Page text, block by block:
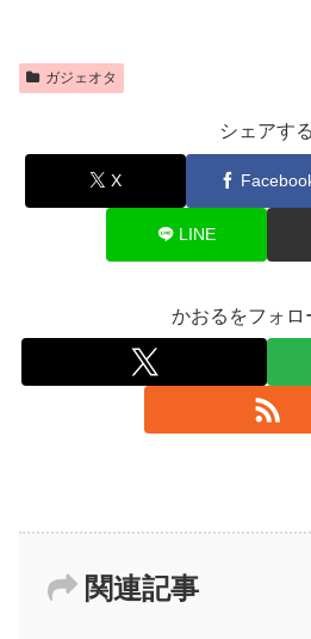
ガジェオタ
シェアする
X
LINE
かおるをフォロ
関連記事